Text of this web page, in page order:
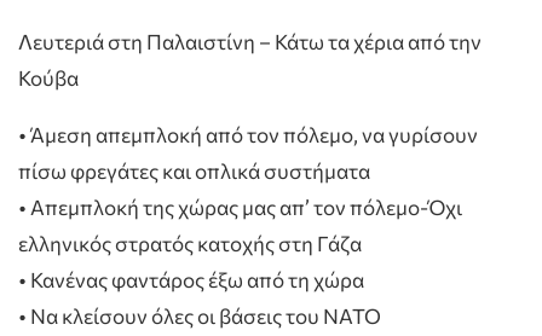
Λευτεριά στη Παλαιστίνη – Κάτω τα χέρια από την
Κούβα
• Άμεση απεμπλοκή από τον πόλεμο, να γυρίσουν
πίσω φρεγάτες και οπλικά συστήματα
• Απεμπλοκή της χώρας μας απ’ τον πόλεμο-Όχι
ελληνικός στρατός κατοχής στη Γάζα
• Κανένας φαντάρος έξω από τη χώρα
• Να κλείσουν όλες οι βάσεις του ΝΑΤΟ